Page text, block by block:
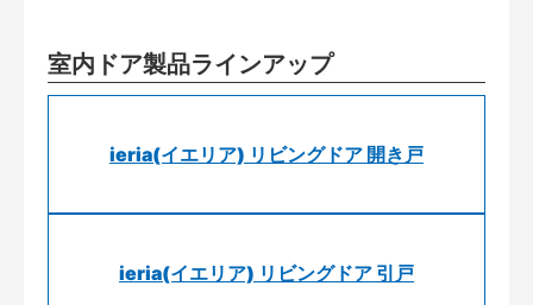
室内ドア製品ラインアップ
ieria(イエリア) リビングドア 開き戸
ieria(イエリア) リビングドア 引戸